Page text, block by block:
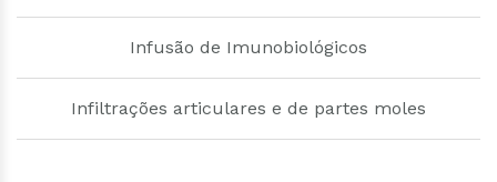
Infusão de Imunobiológicos
Infiltrações articulares e de partes moles